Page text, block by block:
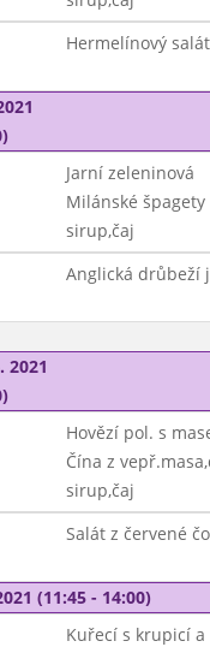
Hermelínový
Jarní zeleninová
Milánské špagety
sirup,čaj
Anglická drůbeží
2021
Hovězí pol. s
Čína z
sirup,čaj
Salát z červené
(11:45 - 14:00)
Kuřecí s krupicí a